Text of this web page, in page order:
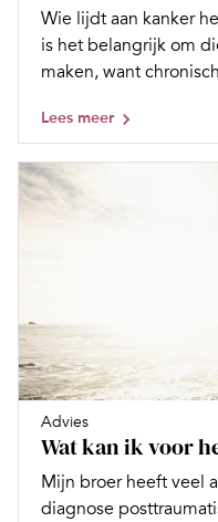
Wie lijdt aan kanker
is het belangrijk om
maken, want
Lees meer
Advies
Wat kan ik voor
Mijn broer heeft veel
diagnose